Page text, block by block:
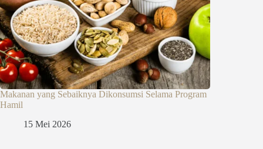
Makanan yang Sebaiknya Dikonsumsi Selama Program
Hamil
15 Mei 2026